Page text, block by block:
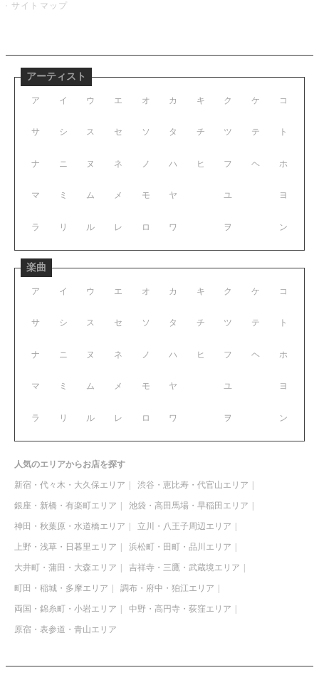
サイトマップ
アーティスト
ア イ ウ エ オ
サ シ ス セ ソ
ナ ニ ヌ ネ ノ
マ ミ ム メ モ
ラ リ ル レ ロ
カ キ ク ケ コ
タ チ ツ テ ト
ハ ヒ フ ヘ ホ
ヤ ユ ヨ
ワ ヲ ン
楽曲
ア イ ウ エ オ
サ シ ス セ ソ
ナ ニ ヌ ネ ノ
マ ミ ム メ モ
ラ リ ル レ ロ
カ キ ク ケ コ
タ チ ツ テ ト
ハ ヒ フ ヘ ホ
ヤ ユ ヨ
ワ ヲ ン
人気のエリアからお店を探す
新宿・代々木・大久保エリア 渋谷・恵比寿・代官山エリア
銀座・新橋・有楽町エリア 池袋・高田馬場・早稲田エリア
神田・秋葉原・水道橋エリア 立川・八王子周辺エリア
上野・浅草・日暮里エリア 浜松町・田町・品川エリア
大井町・蒲田・大森エリア 吉祥寺・三鷹・武蔵境エリア
町田・稲城・多摩エリア 調布・府中・狛江エリア
両国・錦糸町・小岩エリア 中野・高円寺・荻窪エリア
原宿・表参道・青山エリア